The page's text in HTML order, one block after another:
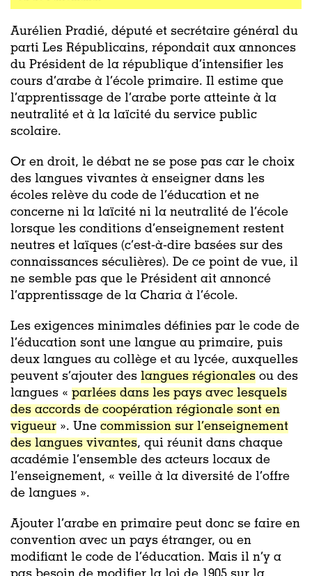
Aurélien Pradié, député et secrétaire général du
parti Les Républicains, répondait aux annonces
du Président de la république d’intensifier les
cours d’arabe à l’école primaire. Il estime que
l’apprentissage de l’arabe porte atteinte à la
neutralité et à la laïcité du service public
scolaire.
Or en droit, le débat ne se pose pas car le choix
des langues vivantes à enseigner dans les
écoles relève du code de l’éducation et ne
concerne ni la laïcité ni la neutralité de l’école
lorsque les conditions d’enseignement restent
neutres et laïques (c’est-à-dire basées sur des
connaissances séculières). De ce point de vue, il
ne semble pas que le Président ait annoncé
l’apprentissage de la Charia à l’école.
Les exigences minimales définies par le code de
l’éducation sont une langue au primaire, puis
deux langues au collège et au lycée, auxquelles
peuvent s’ajouter des langues régionales ou des
langues « parlées dans les pays avec lesquels
des accords de coopération régionale sont en
vigueur ». Une commission sur l’enseignement
des langues vivantes, qui réunit dans chaque
académie l’ensemble des acteurs locaux de
l’enseignement, « veille à la diversité de l’offre
de langues ».
Ajouter l’arabe en primaire peut donc se faire en
convention avec un pays étranger, ou en
modifiant le code de l’éducation. Mais il n’y a